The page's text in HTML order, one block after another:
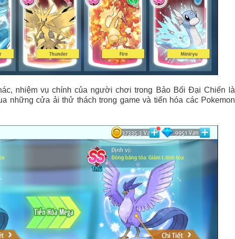
nhiệm vụ chính của người chơi trong Bảo Bối Đại Chiến là
những cửa ải thử thách trong game và tiến hóa các Pokemon